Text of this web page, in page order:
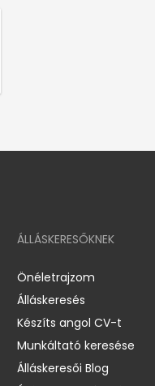
ÁLLÁSKERESŐKNEK
Önéletrajzom
Álláskeresés
Készíts angol CV-t
Munkáltató keresése
Álláskeresői Blog